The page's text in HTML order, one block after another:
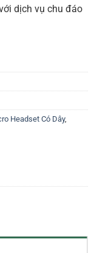
dịch vụ chu đáo
lượng
Headset Có Dây,